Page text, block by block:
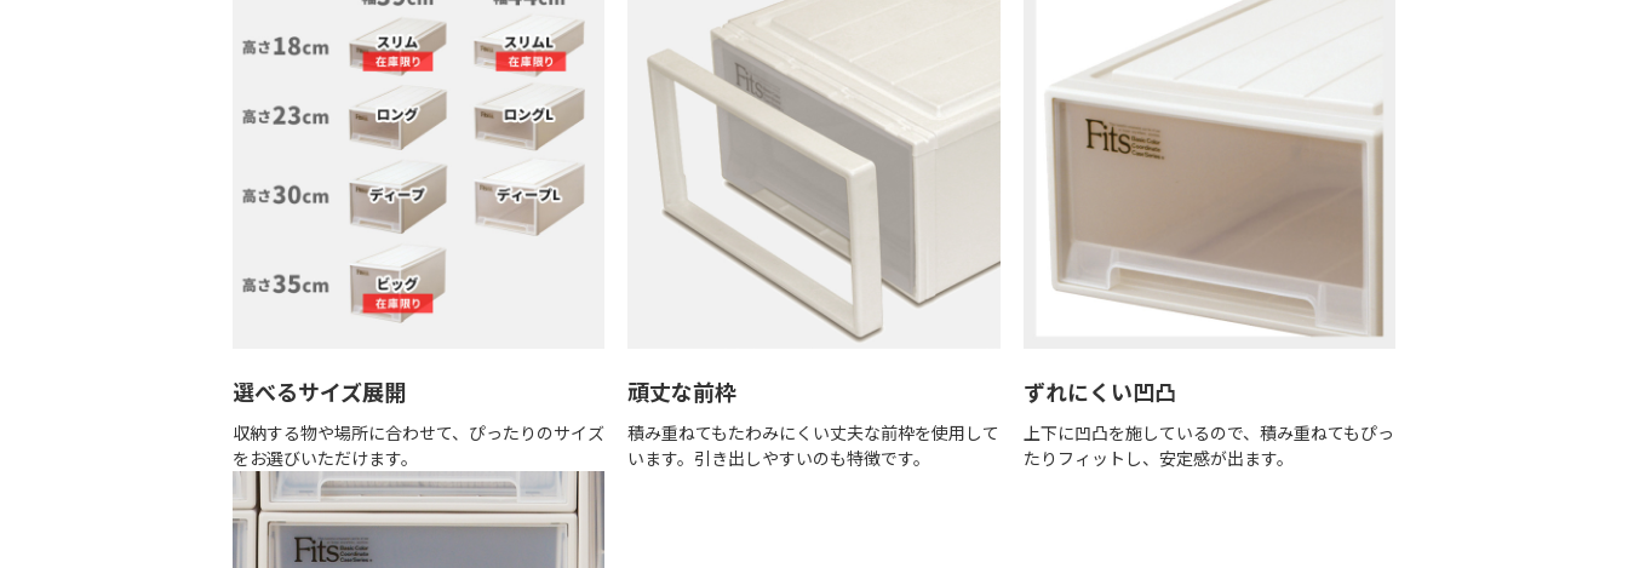
選べるサイズ展開
収納する物や場所に合わせて、ぴったりのサイズ
をお選びいただけます。
頑丈な前枠
積み重ねてもたわみにくい丈夫な前枠を使用して
います。引き出しやすいのも特徴です。
ずれにくい凹凸
上下に凹凸を施しているので、積み重ねてもぴっ
たりフィットし、安定感が出ます。